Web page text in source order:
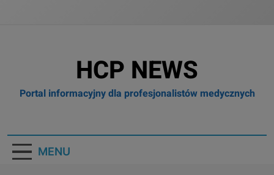
HCP NEWS
Portal informacyjny dla profesjonalistów medycznych
MENU